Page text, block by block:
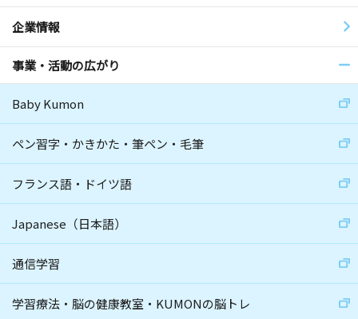
企業情報
事業・活動の広がり
Baby Kumon
ペン習字・かきかた・筆ペン・毛筆
フランス語・ドイツ語
Japanese（日本語）
通信学習
学習療法・脳の健康教室・KUMONの脳トレ